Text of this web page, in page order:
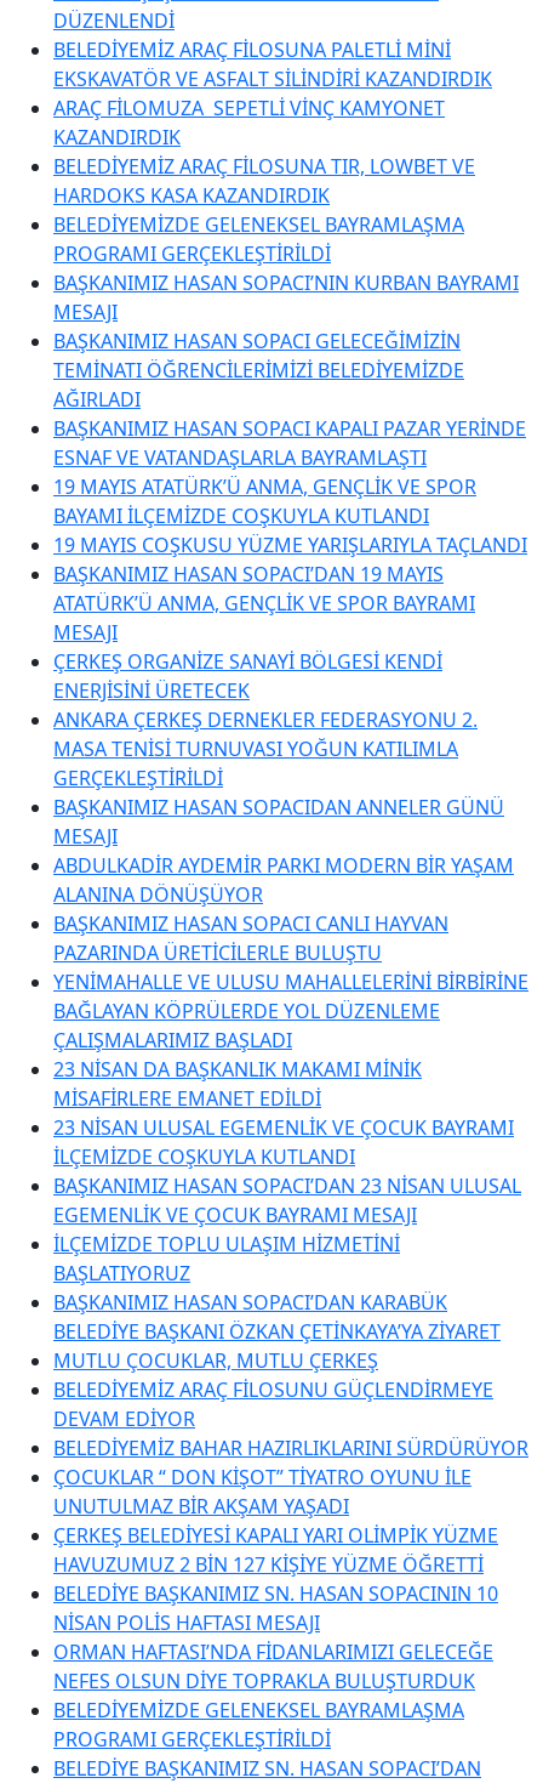
DÜZENLENDİ
BELEDİYEMİZ ARAÇ FİLOSUNA PALETLİ MİNİ
EKSKAVATÖR VE ASFALT SİLİNDİRİ KAZANDIRDIK
ARAÇ FİLOMUZA SEPETLİ VİNÇ KAMYONET
KAZANDIRDIK
BELEDİYEMİZ ARAÇ FİLOSUNA TIR, LOWBET VE
HARDOKS KASA KAZANDIRDIK
BELEDİYEMİZDE GELENEKSEL BAYRAMLAŞMA
PROGRAMI GERÇEKLEŞTİRİLDİ
BAŞKANIMIZ HASAN SOPACI’NIN KURBAN BAYRAMI
MESAJI
BAŞKANIMIZ HASAN SOPACI GELECEĞİMİZİN
TEMİNATI ÖĞRENCİLERİMİZİ BELEDİYEMİZDE
AĞIRLADI
BAŞKANIMIZ HASAN SOPACI KAPALI PAZAR YERİNDE
ESNAF VE VATANDAŞLARLA BAYRAMLAŞTI
19 MAYIS ATATÜRK’Ü ANMA, GENÇLİK VE SPOR
BAYAMI İLÇEMİZDE COŞKUYLA KUTLANDI
19 MAYIS COŞKUSU YÜZME YARIŞLARIYLA TAÇLANDI
BAŞKANIMIZ HASAN SOPACI’DAN 19 MAYIS
ATATÜRK’Ü ANMA, GENÇLİK VE SPOR BAYRAMI
MESAJI
ÇERKEŞ ORGANİZE SANAYİ BÖLGESİ KENDİ
ENERJİSİNİ ÜRETECEK
ANKARA ÇERKEŞ DERNEKLER FEDERASYONU 2.
MASA TENİSİ TURNUVASI YOĞUN KATILIMLA
GERÇEKLEŞTİRİLDİ
BAŞKANIMIZ HASAN SOPACIDAN ANNELER GÜNÜ
MESAJI
ABDULKADİR AYDEMİR PARKI MODERN BİR YAŞAM
ALANINA DÖNÜŞÜYOR
BAŞKANIMIZ HASAN SOPACI CANLI HAYVAN
PAZARINDA ÜRETİCİLERLE BULUŞTU
YENİMAHALLE VE ULUSU MAHALLELERİNİ BİRBİRİNE
BAĞLAYAN KÖPRÜLERDE YOL DÜZENLEME
ÇALIŞMALARIMIZ BAŞLADI
23 NİSAN DA BAŞKANLIK MAKAMI MİNİK
MİSAFİRLERE EMANET EDİLDİ
23 NİSAN ULUSAL EGEMENLİK VE ÇOCUK BAYRAMI
İLÇEMİZDE COŞKUYLA KUTLANDI
BAŞKANIMIZ HASAN SOPACI’DAN 23 NİSAN ULUSAL
EGEMENLİK VE ÇOCUK BAYRAMI MESAJI
İLÇEMİZDE TOPLU ULAŞIM HİZMETİNİ
BAŞLATIYORUZ
BAŞKANIMIZ HASAN SOPACI’DAN KARABÜK
BELEDİYE BAŞKANI ÖZKAN ÇETİNKAYA’YA ZİYARET
MUTLU ÇOCUKLAR, MUTLU ÇERKEŞ
BELEDİYEMİZ ARAÇ FİLOSUNU GÜÇLENDİRMEYE
DEVAM EDİYOR
BELEDİYEMİZ BAHAR HAZIRLIKLARINI SÜRDÜRÜYOR
ÇOCUKLAR “ DON KİŞOT” TİYATRO OYUNU İLE
UNUTULMAZ BİR AKŞAM YAŞADI
ÇERKEŞ BELEDİYESİ KAPALI YARI OLİMPİK YÜZME
HAVUZUMUZ 2 BİN 127 KİŞİYE YÜZME ÖĞRETTİ
BELEDİYE BAŞKANIMIZ SN. HASAN SOPACININ 10
NİSAN POLİS HAFTASI MESAJI
ORMAN HAFTASI’NDA FİDANLARIMIZI GELECEĞE
NEFES OLSUN DİYE TOPRAKLA BULUŞTURDUK
BELEDİYEMİZDE GELENEKSEL BAYRAMLAŞMA
PROGRAMI GERÇEKLEŞTİRİLDİ
BELEDİYE BAŞKANIMIZ SN. HASAN SOPACI’DAN